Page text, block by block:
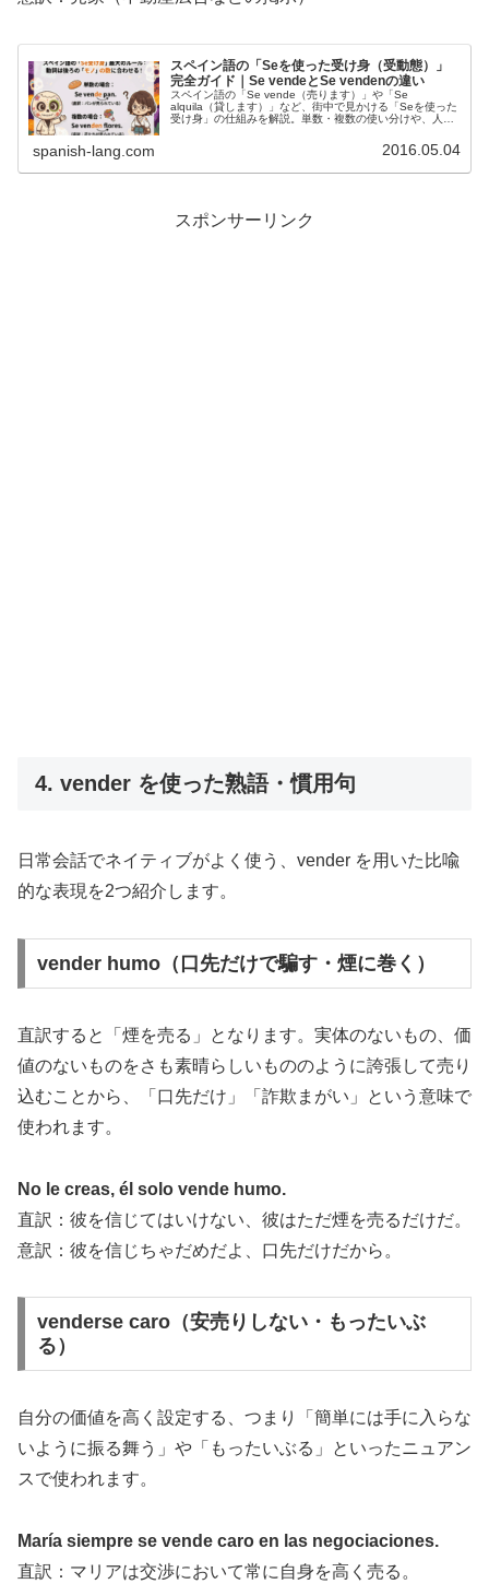
スペイン語の「Seを使った受け身（受動態）」
完全ガイド｜Se vendeとSe vendenの違い
スペイン語の「Se vende（売ります）」や「Se
alquila（貸します）」など、街中で見かける「Seを使った
受け身」の仕組みを解説。単数・複数の使い分けや、人間
spanish-lang.com 2016.05.04
スポンサーリンク
4. vender を使った熟語・慣用句
日常会話でネイティブがよく使う、vender を用いた比喩
的な表現を2つ紹介します。
vender humo（口先だけで騙す・煙に巻く）
直訳すると「煙を売る」となります。実体のないもの、価
値のないものをさも素晴らしいもののように誇張して売り
込むことから、「口先だけ」「詐欺まがい」という意味で
使われます。
No le creas, él solo vende humo.
直訳：彼を信じてはいけない、彼はただ煙を売るだけだ。
意訳：彼を信じちゃだめだよ、口先だけだから。
venderse caro（安売りしない・もったいぶ
る）
自分の価値を高く設定する、つまり「簡単には手に入らな
いように振る舞う」や「もったいぶる」といったニュアン
スで使われます。
María siempre se vende caro en las negociaciones.
直訳：マリアは交渉において常に自身を高く売る。